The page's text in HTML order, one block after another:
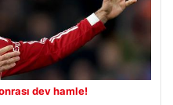
dev hamle!